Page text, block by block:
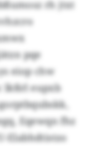
rh jtxt
pqe
eiop chw
lkßrl eupxb
Eqewqn fhz
Elabhdtistzo